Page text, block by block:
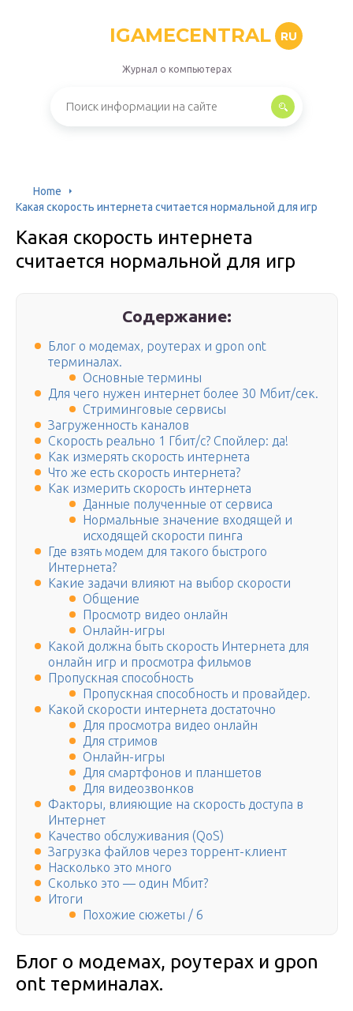
IGAMECENTRAL RU
Журнал о компьютерах
Home
Какая скорость интернета считается нормальной для игр
Какая скорость интернета
считается нормальной для игр
Содержание:
Блог о модемах, роутерах и gpon ont
терминалах.
Основные термины
Для чего нужен интернет более 30 Мбит/сек.
Стриминговые сервисы
Загруженность каналов
Скорость реально 1 Гбит/с? Спойлер: да!
Как измерять скорость интернета
Что же есть скорость интернета?
Как измерить скорость интернета
Данные полученные от сервиса
Нормальные значение входящей и
исходящей скорости пинга
Где взять модем для такого быстрого
Интернета?
Какие задачи влияют на выбор скорости
Общение
Просмотр видео онлайн
Онлайн-игры
Какой должна быть скорость Интернета для
онлайн игр и просмотра фильмов
Пропускная способность
Пропускная способность и провайдер.
Какой скорости интернета достаточно
Для просмотра видео онлайн
Для стримов
Онлайн-игры
Для смартфонов и планшетов
Для видеозвонков
Факторы, влияющие на скорость доступа в
Интернет
Качество обслуживания (QoS)
Загрузка файлов через торрент-клиент
Насколько это много
Сколько это — один Мбит?
Итоги
Похожие сюжеты / 6
Блог о модемах, роутерах и gpon
ont терминалах.